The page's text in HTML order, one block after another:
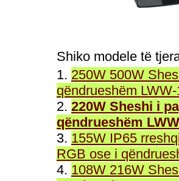
Shiko modele të
1. 250W 500W
qëndrueshëm
2. 220W Sheshi i
qëndrueshëm
3. 155W IP65
RGB ose i
4. 108W 216W